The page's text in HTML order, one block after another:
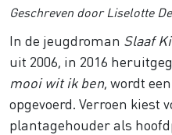
Geschreven door Liselotte
In de jeugdroman Slaaf
uit 2006, in 2016
mooi wit ik ben, wordt
opgevoerd. Verroen kiest
plantagehouder als